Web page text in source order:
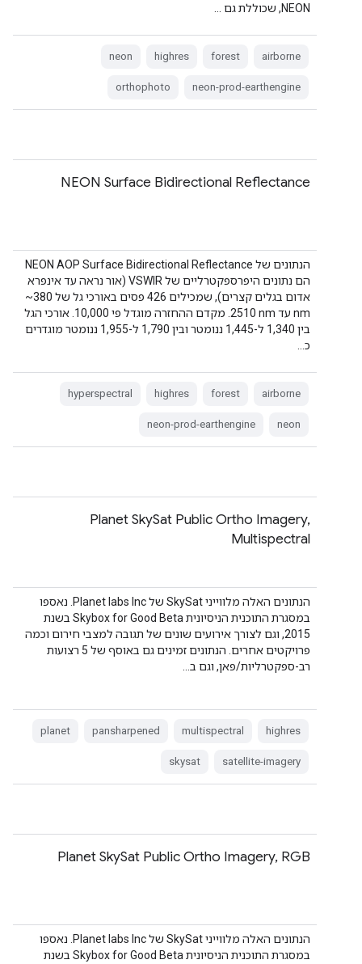
NEON, שכוללת גם …
airborne
forest
highres
neon
neon-prod-earthengine
orthophoto
NEON Surface Bidirectional Reflectance
הנתונים של NEON AOP Surface Bidirectional Reflectance
הם נתונים היפרספקטרליים של VSWIR (אור נראה עד אינפרא
אדום בגלים קצרים), שמכילים 426 פסים באורכי גל של ‎~380
nm עד ‎2510 nm. מקדם ההחזרה מוגדל פי 10,000. אורכי הגל
בין 1,340 ל-1,445 ננומטר ובין 1,790 ל-1,955 ננומטר מוגדרים
כ…
airborne
forest
highres
hyperspectral
neon
neon-prod-earthengine
Planet SkySat Public Ortho Imagery,
Multispectral
הנתונים האלה מלווייני SkySat של Planet labs Inc. נאספו
במסגרת התוכנית הניסיונית Skybox for Good Beta בשנת
2015, וגם לצורך אירועים שונים של תגובה למצבי חירום וכמה
פרויקטים אחרים. הנתונים זמינים גם באוסף של 5 רצועות
רב-ספקטרליות/פאן, וגם ב…
highres
multispectral
pansharpened
planet
satellite-imagery
skysat
Planet SkySat Public Ortho Imagery, RGB
הנתונים האלה מלווייני SkySat של Planet labs Inc. נאספו
במסגרת התוכנית הניסיונית Skybox for Good Beta בשנת